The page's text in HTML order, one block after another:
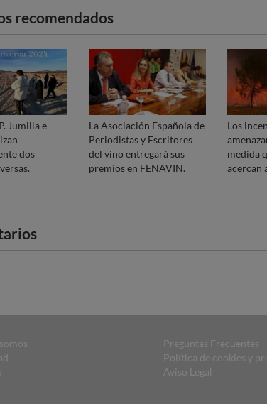
recomendados
Jumilla e
dos
La Asociación Española de
Periodistas y Escritores
del vino entregará sus
premios en FENAVIN.
Los
medida
acercan
Preguntas Frecuentes
Política de cookies y
Aviso Legal